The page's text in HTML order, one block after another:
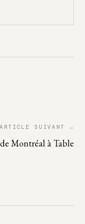
ARTICLE SUIVANT →
Montréal à Table